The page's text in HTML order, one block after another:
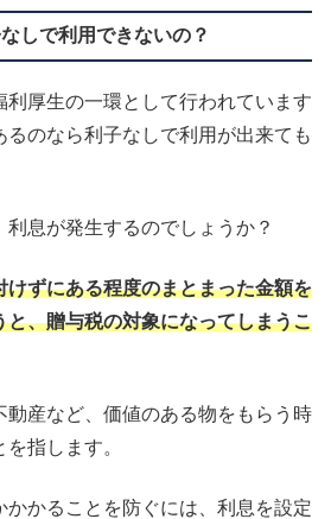
しで利用できないの？
利厚生の一環として行われています
るのなら利子なしで利用が出来ても
息が発生するのでしょうか？
けずにある程度のまとまった金額を
と、贈与税の対象になってしまうこ
動産など、価値のある物をもらう時
指します。
かかることを防ぐには、利息を設定